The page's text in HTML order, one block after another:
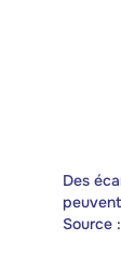
Des
Source